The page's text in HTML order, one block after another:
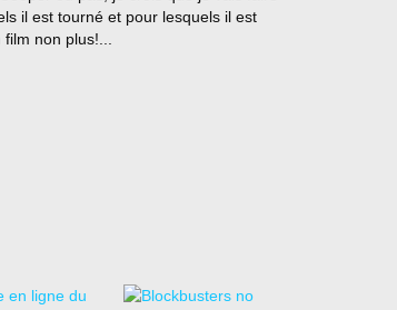
il est tourné et pour lesquels il est
non plus!...